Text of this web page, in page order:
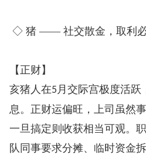
◇ 猪 —— 社交散金，取利
【正财】
亥猪人在5 月交际宫极度活
息。正财运偏旺，上司虽然
一旦搞定则收获相当可观。
队同事要求分摊、临时资